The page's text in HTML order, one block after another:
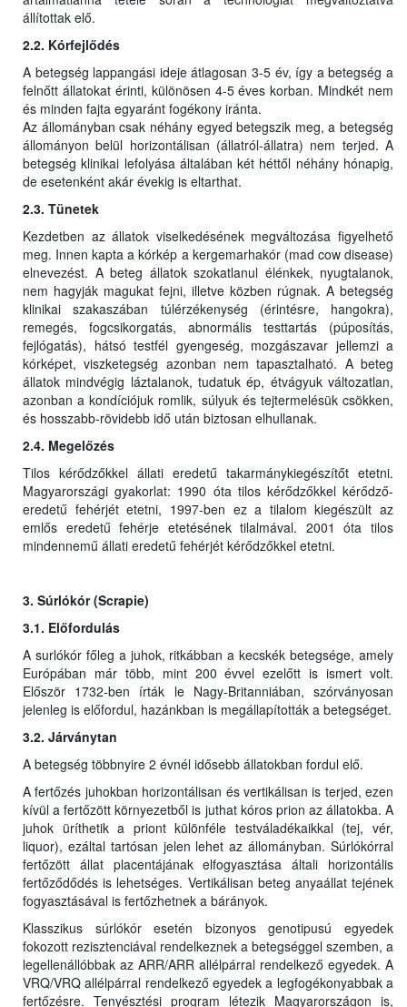
állítottak elő.
2.2. Kórfejlődés
A betegség lappangási ideje átlagosan 3-5 év, így a betegség a
felnőtt állatokat érinti, különösen 4-5 éves korban. Mindkét nem
és minden fajta egyaránt fogékony iránta.
Az állományban csak néhány egyed betegszik meg, a betegség
állományon belül horizontálisan (állatról-állatra) nem terjed. A
betegség klinikai lefolyása általában két héttől néhány hónapig,
de esetenként akár évekig is eltarthat.
2.3. Tünetek
Kezdetben az állatok viselkedésének megváltozása figyelhető
meg. Innen kapta a kórkép a kergemarhakór (mad cow disease)
elnevezést. A beteg állatok szokatlanul élénkek, nyugtalanok,
nem hagyják magukat fejni, illetve közben rúgnak. A betegség
klinikai szakaszában túlérzékenység (érintésre, hangokra),
remegés, fogcsikorgatás, abnormális testtartás (púposítás,
fejlógatás), hátsó testfél gyengeség, mozgászavar jellemzi a
kórképet, viszketegség azonban nem tapasztalható. A beteg
állatok mindvégig láztalanok, tudatuk ép, étvágyuk változatlan,
azonban a kondíciójuk romlik, súlyuk és tejtermelésük csökken,
és hosszabb-rövidebb idő után biztosan elhullanak.
2.4. Megelőzés
Tilos kérődzőkkel állati eredetű takarmánykiegészítőt etetni.
Magyarországi gyakorlat: 1990 óta tilos kérődzőkkel kérődző-
eredetű fehérjét etetni, 1997-ben ez a tilalom kiegészült az
emlős eredetű fehérje etetésének tilalmával. 2001 óta tilos
mindennemű állati eredetű fehérjét kérődzőkkel etetni.
3. Súrlókór (Scrapie)
3.1. Előfordulás
A surlókór főleg a juhok, ritkábban a kecskék betegsége, amely
Európában már több, mint 200 évvel ezelőtt is ismert volt.
Először 1732-ben írták le Nagy-Britanniában, szórványosan
jelenleg is előfordul, hazánkban is megállapították a betegséget.
3.2. Járványtan
A betegség többnyire 2 évnél idősebb állatokban fordul elő.
A fertőzés juhokban horizontálisan és vertikálisan is terjed, ezen
kívül a fertőzött környezetből is juthat kóros prion az állatokba. A
juhok üríthetik a priont különféle testváladékaikkal (tej, vér,
liquor), ezáltal tartósan jelen lehet az állományban. Súrlókórral
fertőzött állat placentájának elfogyasztása általi horizontális
fertőződődés is lehetséges. Vertikálisan beteg anyaállat tejének
fogyasztásával is fertőzhetnek a bárányok.
Klasszikus súrlókór esetén bizonyos genotipusú egyedek
fokozott rezisztenciával rendelkeznek a betegséggel szemben, a
legellenállóbbak az ARR/ARR allélpárral rendelkező egyedek. A
VRQ/VRQ allélpárral rendelkező egyedek a legfogékonyabbak a
fertőzésre. Tenyésztési program létezik Magyarországon is,